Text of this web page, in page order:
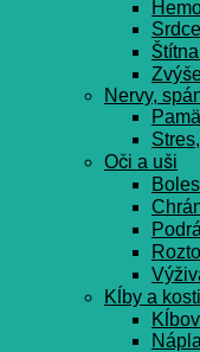
Nervy,
Oči a uši
Kĺby a kosti